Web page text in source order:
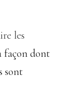
les
façon dont
sont